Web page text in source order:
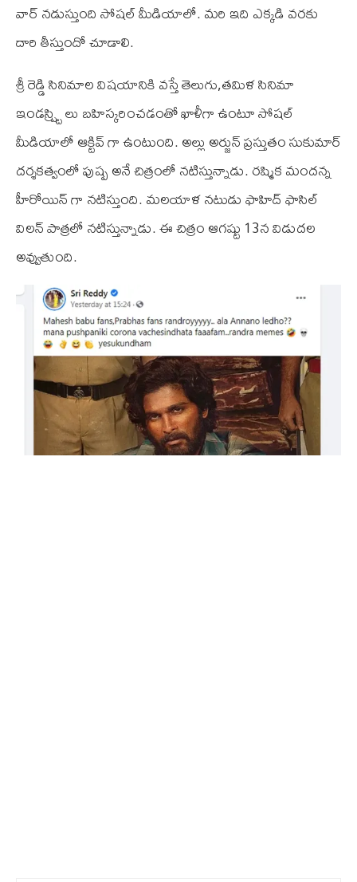
వార్ నడుస్తుంది సోషల్ మీడియాలో. మరి ఇది ఎక్కడి వరకు
దారి తీస్తుందో చూడాలి.
శ్రీ రెడ్డి సినిమాల విషయానికి వస్తే తెలుగు,తమిళ సినిమా
ఇండస్ష్ట్రి లు బహిస్కరించడంతో ఖాళీగా ఉంటూ సోషల్
మీడియాలో ఆక్టివ్ గా ఉంటుంది. అల్లు అర్జున్ ప్రస్తుతం సుకుమార్
దర్శకత్వంలో పుష్ప అనే చిత్రంలో నటిస్తున్నాడు. రష్మిక మందన్న
హీరోయిన్ గా నటిస్తుంది. మలయాళ నటుడు ఫాహిద్ ఫాసిల్
విలన్ పాత్రలో నటిస్తున్నాడు. ఈ చిత్రం ఆగష్టు 13న విడుదల
అవ్వుతుంది.